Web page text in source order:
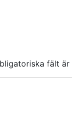
fält är